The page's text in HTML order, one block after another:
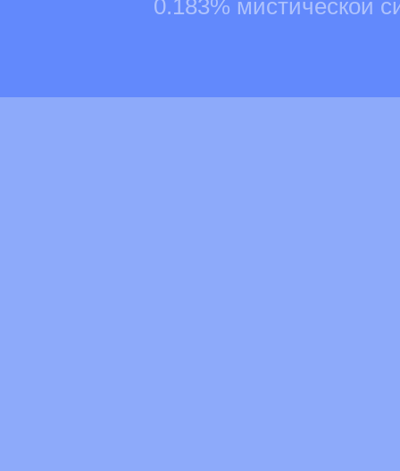
0.183% мистической